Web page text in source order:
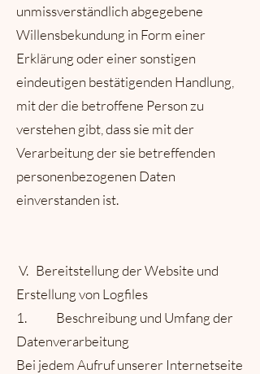
unmissverständlich abgegebene
Willensbekundung in Form einer
Erklärung oder einer sonstigen
eindeutigen bestätigenden Handlung,
mit der die betroffene Person zu
verstehen gibt, dass sie mit der
Verarbeitung der sie betreffenden
personenbezogenen Daten
einverstanden ist.
V. Bereitstellung der Website und
Erstellung von Logfiles
1. Beschreibung und Umfang der
Datenverarbeitung
Bei jedem Aufruf unserer Internetseite